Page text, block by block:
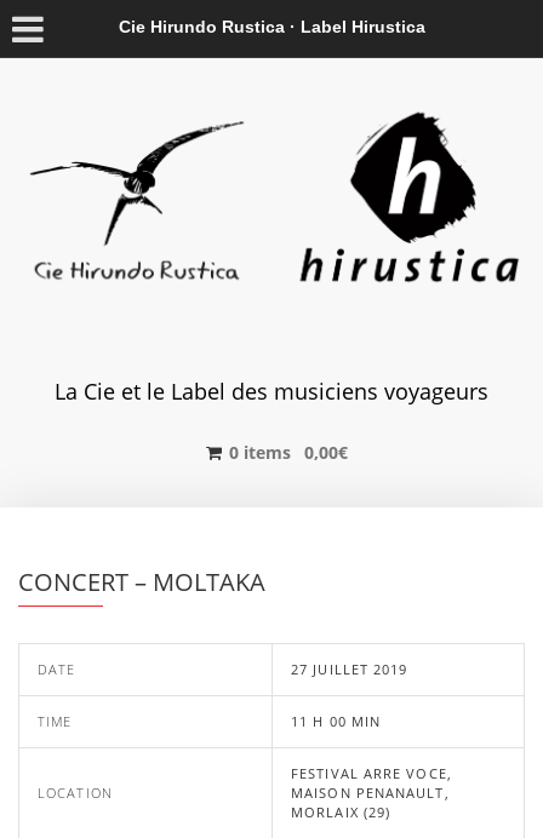
Cie Hirundo Rustica · Label Hirustica
La Cie et le Label des musiciens voyageurs
0 items 0,00€
CONCERT – MOLTAKA
DATE 27 JUILLET 2019
TIME 11 H 00 MIN
LOCATION
FESTIVAL ARRE VOCE,
MAISON PENANAULT,
MORLAIX (29)